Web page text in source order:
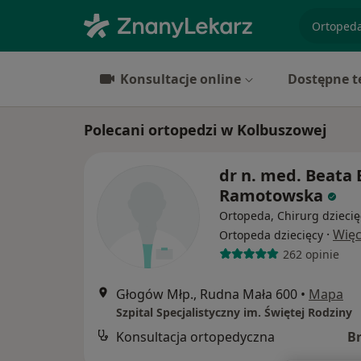
Konsultacje online Dostępne
Polecani ortopedzi w Kolbuszowej
dr n. med. Beata
Ramotowska
Ortopeda, Chirurg
Ortopeda dziecięcy ·
262 opinie
Głogów Młp., Rudna Mała 600 • Mapa
Szpital Specjalistyczny im. Świętej Rodziny
Konsultacja ortopedyczna